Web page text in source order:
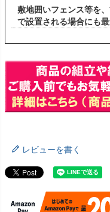
敷地囲いフェンス等を
で設置される場合にも最
レビューを書く